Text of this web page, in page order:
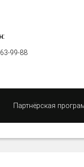
99-88
Партнёрская